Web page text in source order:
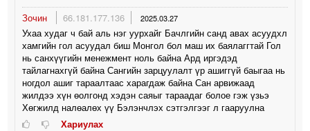
Зочин
66.181.177.136 2025.03.27
Ухаа худаг ч бай аль нэг уурхайг Бачлгийн санд авах асуудхл
хамгийн гол асуудал биш Монгол бол маш их баялаггтай Гол
нь санхүүгийн менежмент ноль байна Ард иргэдэд
тайлагнахгүй байна Сангийн зарцуулалт үр ашиггүй баыгаа нь
ногдол ашиг тараалтаас харагдаж байна Сан арвижаад
жилдээ хүн өолгонд хэдэн саяыг тараадаг болое гэж үзьэ
Хөгжилд налөалөх үү Бэлэнчлэх сэтгэлгээг л гааруулна
Хариулах